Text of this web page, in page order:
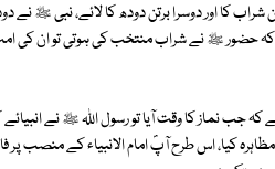
کا اور دوسرا برتن دودھ کا لائے، نبی ﷺ
حضور ﷺ نے شراب منتخب کی ہوتی تو ان کی
جب نماز کا وقت آیا تو رسول اﷲ ﷺ نے
کیا، اس طرح آپؐ امام الانبیاء کے